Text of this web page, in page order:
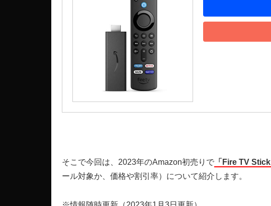
そこで今回は、2023年のAmazon初売りで 「Fire TV
ール対象か、価格や割引率）について紹介します。